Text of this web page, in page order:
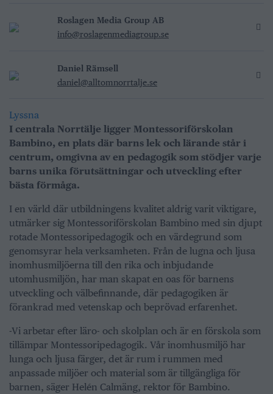
Roslagen Media Group AB
info@roslagenmediagroup.se
Daniel Rämsell
daniel@alltomnorrtalje.se
Lyssna
I centrala Norrtälje ligger Montessoriförskolan
Bambino, en plats där barns lek och lärande står i
centrum, omgivna av en pedagogik som stödjer varje
barns unika förutsättningar och utveckling efter
bästa förmåga.
I en värld där utbildningens kvalitet aldrig varit viktigare,
utmärker sig Montessoriförskolan Bambino med sin djupt
rotade Montessoripedagogik och en värdegrund som
genomsyrar hela verksamheten. Från de lugna och ljusa
inomhusmiljöerna till den rika och inbjudande
utomhusmiljön, har man skapat en oas för barnens
utveckling och välbefinnande, där pedagogiken är
förankrad med vetenskap och beprövad erfarenhet.
-Vi arbetar efter läro- och skolplan och är en förskola som
tillämpar Montessoripedagogik. Vår inomhusmiljö har
lunga och ljusa färger, det är rum i rummen med
anpassade miljöer och material som är tillgängliga för
barnen, säger Helén Calmäng, rektor för Bambino.